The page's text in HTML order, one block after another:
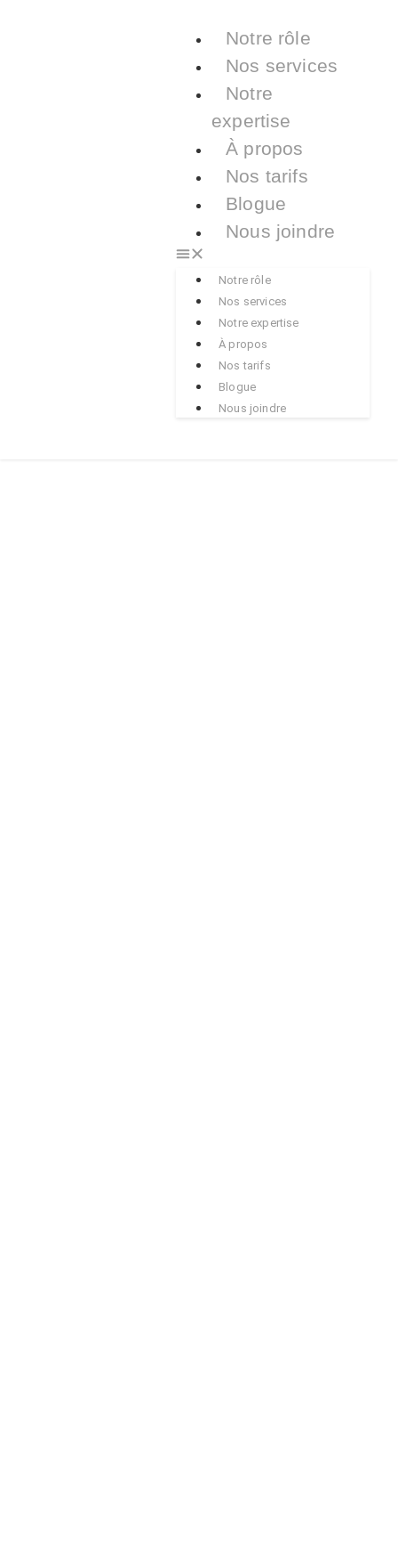
Notre rôle
Nos services
Notre
expertise
À propos
Nos tarifs
Blogue
Nous joindre
Notre rôle
Nos services
Notre expertise
À propos
Nos tarifs
Blogue
Nous joindre